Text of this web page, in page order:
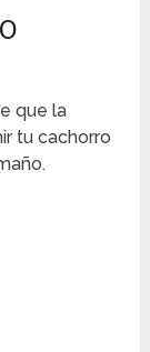
que la
tu cachorro